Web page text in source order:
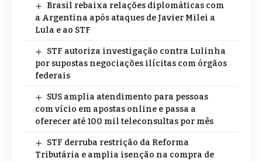
Brasil rebaixa relações diplomáticas com
a Argentina após ataques de Javier Milei a
Lula e ao STF
STF autoriza investigação contra Lulinha
por supostas negociações ilícitas com órgãos
federais
SUS amplia atendimento para pessoas
com vício em apostas online e passa a
oferecer até 100 mil teleconsultas por mês
STF derruba restrição da Reforma
Tributária e amplia isenção na compra de